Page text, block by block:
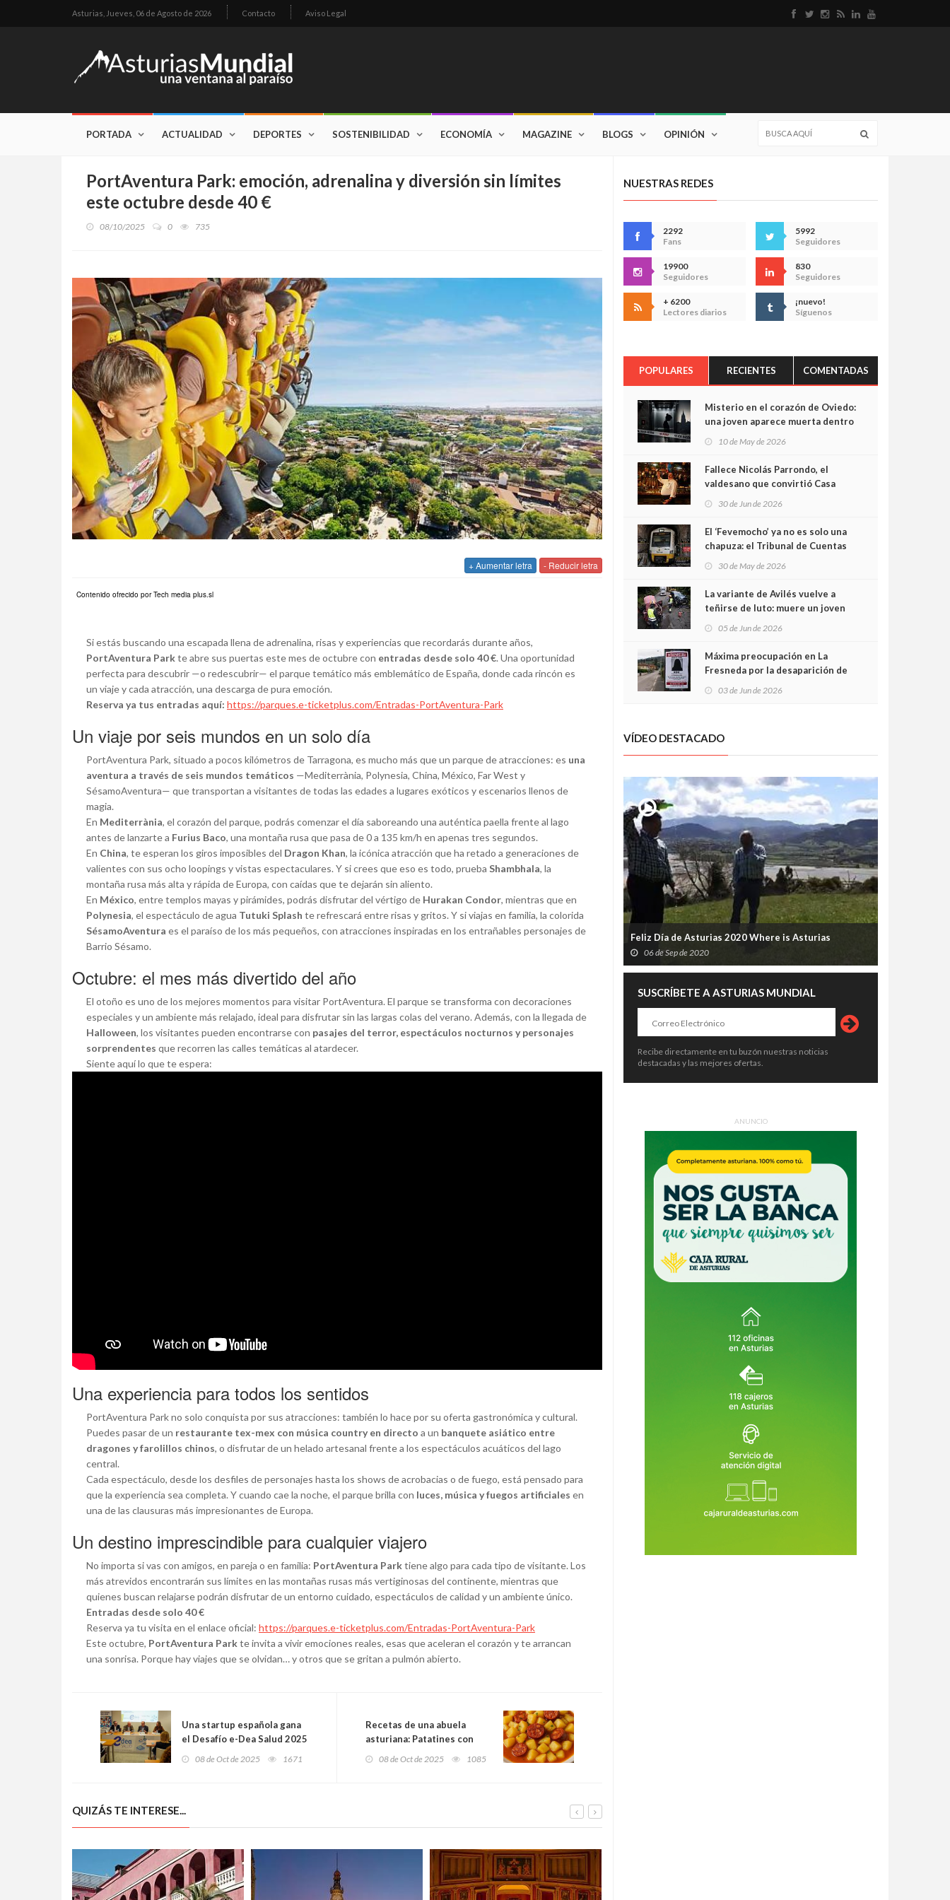
Asturias, Jueves, 06 de Agosto de 2026 Contacto Aviso Legal
PORTADA ACTUALIDAD DEPORTES SOSTENIBILIDAD ECONOMÍA MAGAZINE BLOGS OPINIÓN
PortAventura Park: emoción, adrenalina y diversión sin límites
este octubre desde 40 €
08/10/2025 0 735
+ Aumentar letra - Reducir letra
Contenido ofrecido por Tech media plus.sl
Si estás buscando una escapada llena de adrenalina, risas y experiencias que recordarás durante años,
PortAventura Parkte abre sus puertas este mes de octubre con entradas desde solo 40 €. Una oportunidad
perfecta para descubrir —o redescubrir— el parque temático más emblemático de España, donde cada rincón es
un viaje y cada atracción, una descarga de pura emoción.
Reserva ya tus entradas aquí: https://parques.e-ticketplus.com/Entradas-PortAventura-Park
Un viaje por seis mundos en un solo día
PortAventura Park, situado a pocos kilómetros de Tarragona, es mucho más que un parque de atracciones: es una
aventura a través de seis mundos temáticos —Mediterrània, Polynesia, China, México, Far West y
SésamoAventura— que transportan a visitantes de todas las edades a lugares exóticos y escenarios llenos de
magia.
En Mediterrània, el corazón del parque, podrás comenzar el día saboreando una auténtica paella frente al lago
antes de lanzarte a Furius Baco, una montaña rusa que pasa de 0 a 135 km/h en apenas tres segundos.
En China, te esperan los giros imposibles del Dragon Khan, la icónica atracción que ha retado a generaciones de
valientes con sus ocho loopings y vistas espectaculares. Y si crees que eso es todo, prueba Shambhala, la
montaña rusa más alta y rápida de Europa, con caídas que te dejarán sin aliento.
En México, entre templos mayas y pirámides, podrás disfrutar del vértigo de Hurakan Condor, mientras que en
Polynesia, el espectáculo de agua Tutuki Splash te refrescará entre risas y gritos. Y si viajas en familia, la colorida
SésamoAventura es el paraíso de los más pequeños, con atracciones inspiradas en los entrañables personajes de
Barrio Sésamo.
Octubre: el mes más divertido del año
El otoño es uno de los mejores momentos para visitar PortAventura. El parque se transforma con decoraciones
especiales y un ambiente más relajado, ideal para disfrutar sin las largas colas del verano. Además, con la llegada de
Halloween, los visitantes pueden encontrarse con pasajes del terror, espectáculos nocturnos y personajes
sorprendentes que recorren las calles temáticas al atardecer.
Siente aquí lo que te espera:
Una experiencia para todos los sentidos
PortAventura Park no solo conquista por sus atracciones: también lo hace por su oferta gastronómica y cultural.
Puedes pasar de un restaurante tex-mex con música country en directo a un banquete asiático entre
dragones y farolillos chinos, o disfrutar de un helado artesanal frente a los espectáculos acuáticos del lago
central.
Cada espectáculo, desde los desfiles de personajes hasta los shows de acrobacias o de fuego, está pensado para
que la experiencia sea completa. Y cuando cae la noche, el parque brilla con luces, música y fuegos artificiales en
una de las clausuras más impresionantes de Europa.
Un destino imprescindible para cualquier viajero
No importa si vas con amigos, en pareja o en familia: PortAventura Parktiene algo para cada tipo de visitante. Los
más atrevidos encontrarán sus límites en las montañas rusas más vertiginosas del continente, mientras que
quienes buscan relajarse podrán disfrutar de un entorno cuidado, espectáculos de calidad y un ambiente único.
Entradas desde solo 40 €
Reserva ya tu visita en el enlace oficial: https://parques.e-ticketplus.com/Entradas-PortAventura-Park
Este octubre, PortAventura Parkte invita a vivir emociones reales, esas que aceleran el corazón y te arrancan
una sonrisa. Porque hay viajes que se olvidan… y otros que se gritan a pulmón abierto.
Una startup española gana
el Desafío e-Dea Salud 2025
con un innovador sistema
08 de Oct de 2025 1671
Recetas de una abuela
asturiana: Patatines con
chorizu y manzana (pa
08 de Oct de 2025 1085
QUIZÁS TE INTERESE...
NUESTRAS REDES
2292
Fans
5992
Seguidores
19900
Seguidores
830
Seguidores
+ 6200
Lectores diarios
¡nuevo!
Síguenos
POPULARES RECIENTES COMENTADAS
Misterio en el corazón de Oviedo:
una joven aparece muerta dentro
cámaras captan sus últimos
minutos
10 de May de 2026
Fallece Nicolás Parrondo, el
valdesano que convirtió Casa
30 de Jun de 2026
El ‘Fevemocho’ ya no es solo una
chapuza: el Tribunal de Cuentas
sobrecoste de los trenes que no
cabían por los túneles
30 de May de 2026
La variante de Avilés vuelve a
teñirse de luto: muere un joven
05 de Jun de 2026
Máxima preocupación en La
Fresneda por la desaparición de
03 de Jun de 2026
VÍDEO DESTACADO
Feliz Día de Asturias 2020 Where is Asturias
06 de Sep de 2020
SUSCRÍBETE A ASTURIAS MUNDIAL
Recibe directamente en tu buzón nuestras noticias
destacadas y las mejores ofertas.
ANUNCIO